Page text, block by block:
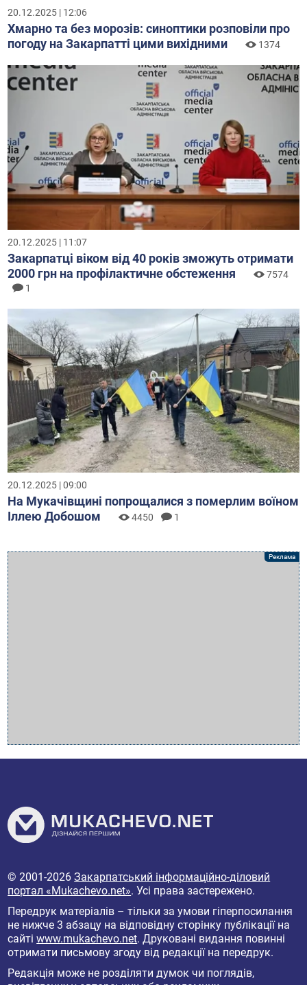
20.12.2025 | 12:06
Хмарно та без морозів: синоптики розповіли про
погоду на Закарпатті цими вихідними
1374
20.12.2025 | 11:07
Закарпатці віком від 40 років зможуть отримати
2000 грн на профілактичне обстеження
7574
1
20.12.2025 | 09:00
На Мукачівщині попрощалися з померлим воїном
Іллею Добошом
4450 1
© 2001-2026Закарпатський інформаційно-діловий
портал «Mukachevo.net». Усі права застережено.
Передрук матеріалів – тільки за умови гіперпосилання
не нижче 3 абзацу на відповідну сторінку публікації на
сайтіwww.mukachevo.net. Друковані видання повинні
отримати письмову згоду від редакції на передрук.
Редакція може не розділяти думок чи поглядів,